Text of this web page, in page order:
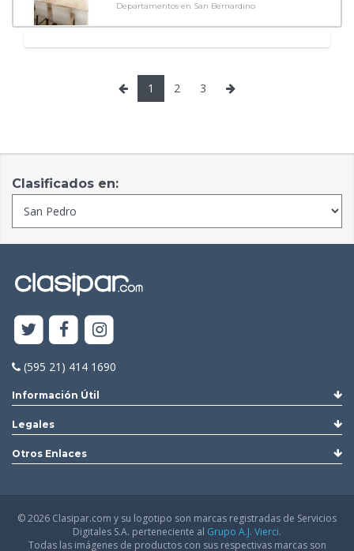
Departamentos en San Bernardino
1 2 3
Clasificados en:
(595 21) 414 1690
Información Útil
Legales
Otros Enlaces
© 2026 Clasipar.com y su logotipo son marcas registradas de Servicios
Digitales S.A. perteneciente al Grupo A.J. Vierci.
Todas las imágenes de productos con sus respectivas marcas son